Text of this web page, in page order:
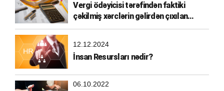
Vergi ödəyicisi tərəfindən faktiki
çəkilmiş xərclərin gəlirdən çıxılan
xərclərə aid edilməsi
12.12.2024
İnsan Resursları nədir?
06.10.2022